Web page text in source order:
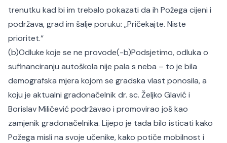
trenutku kad bi im trebalo pokazati da ih Požega cijeni i
podržava, grad im šalje poruku: „Pričekajte. Niste
prioritet.“
(b)Odluke koje se ne provode(-b)Podsjetimo, odluka o
sufinanciranju autoškola nije pala s neba – to je bila
demografska mjera kojom se gradska vlast ponosila, a
koju je aktualni gradonačelnik dr. sc. Željko Glavić i
Borislav Miličević podržavao i promovirao još kao
zamjenik gradonačelnika. Lijepo je tada bilo isticati kako
Požega misli na svoje učenike, kako potiče mobilnost i